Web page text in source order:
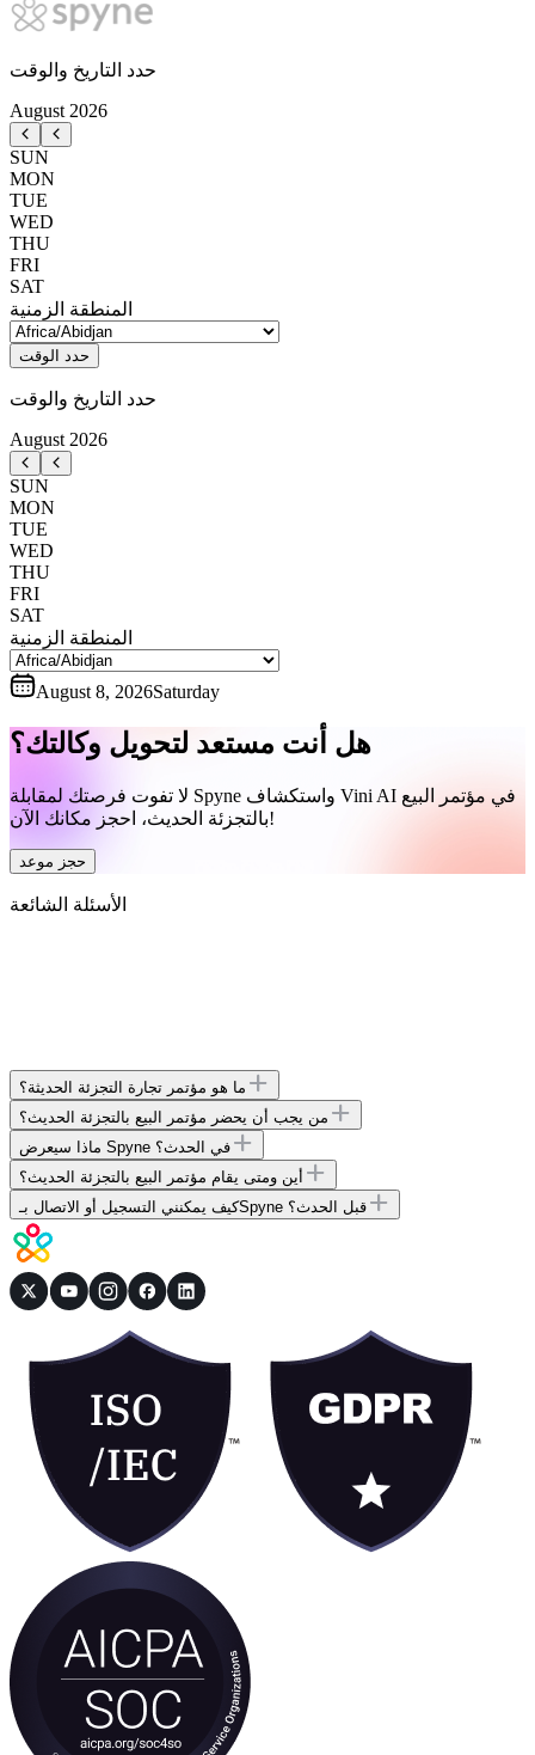
حدد التاريخ والوقت
August 2026
SUN
MON
TUE
WED
THU
FRI
SAT
المنطقة الزمنية
حدد الوقت
حدد التاريخ والوقت
August 2026
SUN
MON
TUE
WED
THU
FRI
SAT
المنطقة الزمنية
August 8, 2026Saturday
هل أنت مستعد لتحويل وكالتك؟
لا تفوت فرصتك لمقابلة Spyne واستكشاف Vini AI في مؤتمر البيع
بالتجزئة الحديث، احجز مكانك الآن!
حجز موعد
الأسئلة الشائعة
ما هو مؤتمر تجارة التجزئة الحديثة؟
من يجب أن يحضر مؤتمر البيع بالتجزئة الحديث؟
ماذا سيعرض Spyne في الحدث؟
أين ومتى يقام مؤتمر البيع بالتجزئة الحديث؟
كيف يمكنني التسجيل أو الاتصال بـSpyne قبل الحدث؟